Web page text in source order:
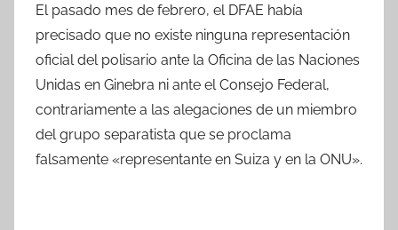
El pasado mes de febrero, el DFAE había
precisado que no existe ninguna representación
oficial del polisario ante la Oficina de las Naciones
Unidas en Ginebra ni ante el Consejo Federal,
contrariamente a las alegaciones de un miembro
del grupo separatista que se proclama
falsamente «representante en Suiza y en la ONU».